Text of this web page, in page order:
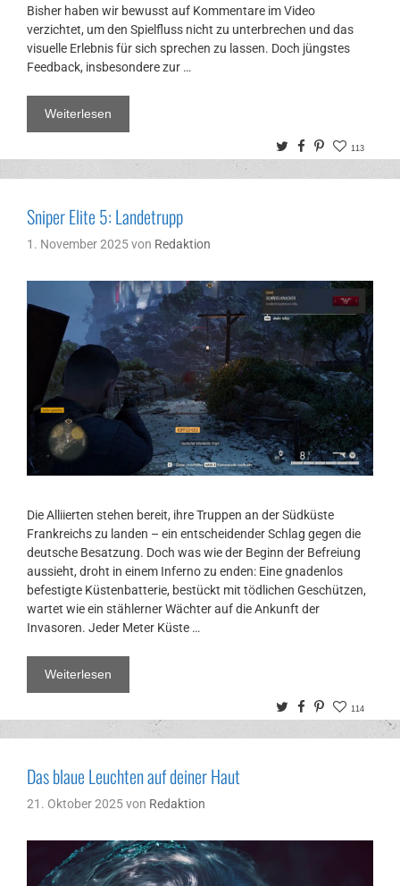
Bisher haben wir bewusst auf Kommentare im Video
verzichtet, um den Spielfluss nicht zu unterbrechen und das
visuelle Erlebnis für sich sprechen zu lassen. Doch jüngstes
Feedback, insbesondere zur …
Weiterlesen
TwitterFacebook
Pinterest
113
Sniper Elite 5: Landetrupp
1. November 2025von Redaktion
Die Alliierten stehen bereit, ihre Truppen an der Südküste
Frankreichs zu landen – ein entscheidender Schlag gegen die
deutsche Besatzung. Doch was wie der Beginn der Befreiung
aussieht, droht in einem Inferno zu enden: Eine gnadenlos
befestigte Küstenbatterie, bestückt mit tödlichen Geschützen,
wartet wie ein stählerner Wächter auf die Ankunft der
Invasoren. Jeder Meter Küste …
Weiterlesen
TwitterFacebook
Pinterest
114
Das blaue Leuchten auf deiner Haut
21. Oktober 2025von Redaktion